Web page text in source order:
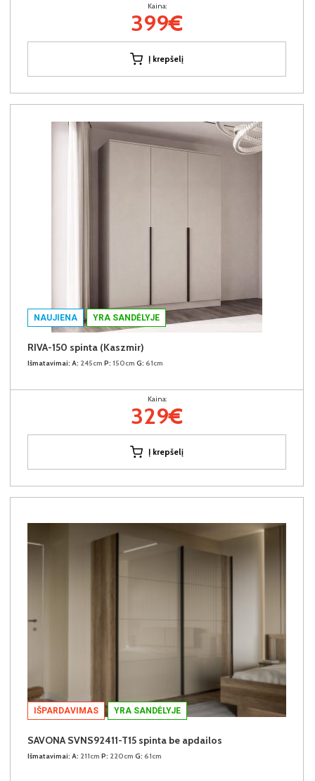
Kaina:
399€
Į krepšelį
NAUJIENA YRA SANDĖLYJE
RIVA-150 spinta (Kaszmir)
Išmatavimai: A: 245cm P: 150cm G: 61cm
Kaina:
329€
Į krepšelį
IŠPARDAVIMAS YRA SANDĖLYJE
SAVONA SVNS92411-T15 spinta be apdailos
Išmatavimai: A: 211cm P: 220cm G: 61cm